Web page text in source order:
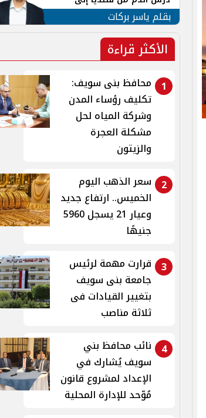
جنوب لبنان
بقلم ياسر بركات
الأكثر قراءة
1
محافظ بنى سويف:
تكليف رؤساء المدن
وشركة المياه لحل
مشكلة العجرة
والزيتون
2
سعر الذهب اليوم
الخميس.. ارتفاع جديد
وعيار 21 يسجل 5960
جنيهًا
3 قرارت مهمة لرئيس
جامعة بنى سويف
بتغيير القيادات فى
ثلاثة مناصب
4
نائب محافظ بني
سويف يُشارك في
الإعداد لمشروع قانون
مُوّحد للإدارة المحلية